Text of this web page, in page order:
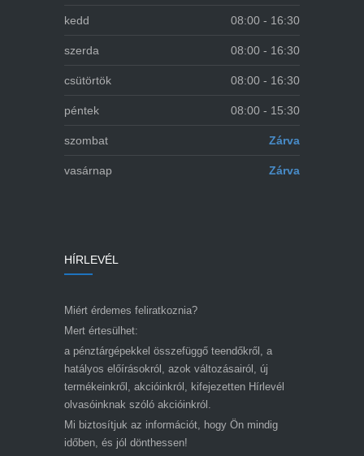
kedd 08:00 - 16:30
szerda 08:00 - 16:30
csütörtök 08:00 - 16:30
péntek 08:00 - 15:30
szombat Zárva
vasárnap Zárva
HÍRLEVÉL
Miért érdemes feliratkoznia?
Mert értesülhet:
a pénztárgépekkel összefüggő teendőkről, a
hatályos előírásokról, azok változásairól, új
termékeinkről, akcióinkról, kifejezetten Hírlevél
olvasóinknak szóló akcióinkról.
Mi biztosítjuk az információt, hogy Ön mindig
időben, és jól dönthessen!